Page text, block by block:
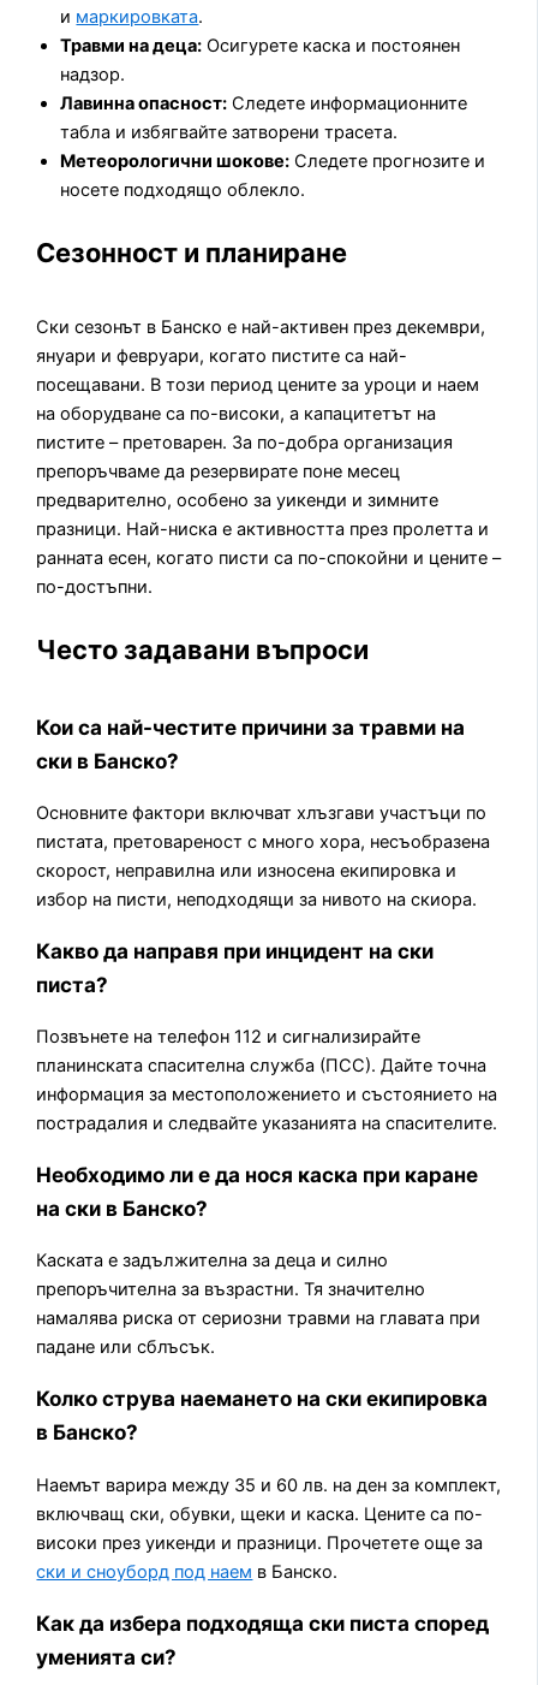
и маркировката.
Травми на деца: Осигурете каска и постоянен
надзор.
Лавинна опасност: Следете информационните
табла и избягвайте затворени трасета.
Метеорологични шокове: Следете прогнозите и
носете подходящо облекло.
Сезонност и планиране
Ски сезонът в Банско е най-активен през декември,
януари и февруари, когато пистите са най-
посещавани. В този период цените за уроци и наем
на оборудване са по-високи, а капацитетът на
пистите – претоварен. За по-добра организация
препоръчваме да резервирате поне месец
предварително, особено за уикенди и зимните
празници. Най-ниска е активността през пролетта и
ранната есен, когато писти са по-спокойни и цените –
по-достъпни.
Често задавани въпроси
Кои са най-честите причини за травми на
ски в Банско?
Основните фактори включват хлъзгави участъци по
пистата, претовареност с много хора, несъобразена
скорост, неправилна или износена екипировка и
избор на писти, неподходящи за нивото на скиора.
Какво да направя при инцидент на ски
писта?
Позвънете на телефон 112 и сигнализирайте
планинската спасителна служба (ПСС). Дайте точна
информация за местоположението и състоянието на
пострадалия и следвайте указанията на спасителите.
Необходимо ли е да нося каска при каране
на ски в Банско?
Каската е задължителна за деца и силно
препоръчителна за възрастни. Тя значително
намалява риска от сериозни травми на главата при
падане или сблъсък.
Колко струва наемането на ски екипировка
в Банско?
Наемът варира между 35 и 60 лв. на ден за комплект,
включващ ски, обувки, щеки и каска. Цените са по-
високи през уикенди и празници. Прочетете още за
ски и сноуборд под наем в Банско.
Как да избера подходяща ски писта според
уменията си?